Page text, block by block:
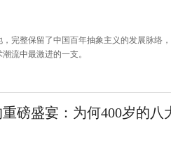
完整保留了中国百年抽象主义的发展脉络
流中最激进的一支。
磅盛宴：为何400岁的八